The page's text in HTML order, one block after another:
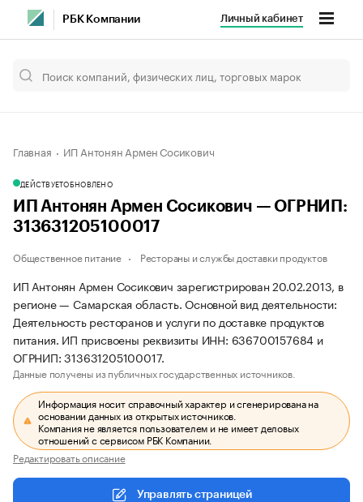
РБК Компании Личный кабинет
Главная ИП Антонян Армен Сосикович
ДЕЙСТВУЕТОБНОВЛЕНО
ИП Антонян Армен Сосикович — ОГРНИП:
313631205100017
Общественное питание Рестораны и службы доставки продуктов
ИП Антонян Армен Сосикович зарегистрирован 20.02.2013, в
регионе — Самарская область. Основной вид деятельности:
Деятельность ресторанов и услуги по доставке продуктов
питания. ИП присвоены реквизиты ИНН: 636700157684 и
ОГРНИП: 313631205100017.
Данные получены из публичных государственных источников.
Информация носит справочный характер и сгенерирована на
основании данных из открытых источников.
Компания не является пользователем и не имеет деловых
отношений с сервисом РБК Компании.
Редактировать описание
Управлять страницей